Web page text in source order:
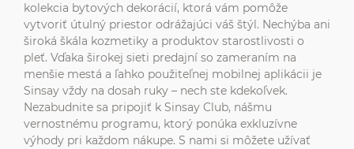
kolekcia bytových dekorácií, ktorá vám pomôže
vytvoriť útulný priestor odrážajúci váš štýl. Nechýba ani
široká škála kozmetiky a produktov starostlivosti o
pleť. Vďaka širokej sieti predajní so zameraním na
menšie mestá a ľahko použiteľnej mobilnej aplikácii je
Sinsay vždy na dosah ruky – nech ste kdekoľvek.
Nezabudnite sa pripojiť k Sinsay Club, nášmu
vernostnému programu, ktorý ponúka exkluzívne
výhody pri každom nákupe. S nami si môžete užívať